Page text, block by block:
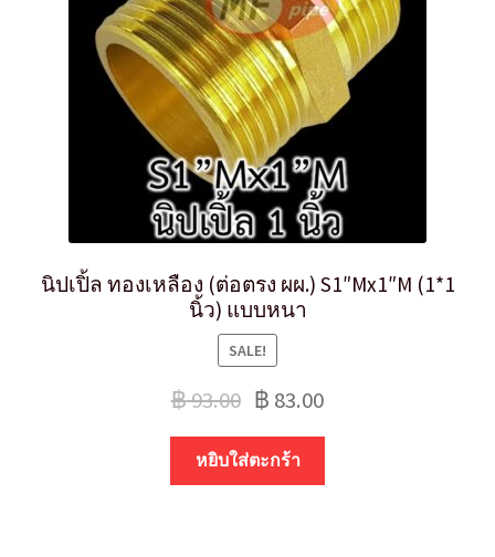
นิปเปิ้ล ทองเหลือง (ต่อตรง ผผ.) S1″Mx1″M (1*1
นิ้ว) แบบหนา
SALE!
฿93.00 ฿ 83.00
หยิบใส่ตะกร้า